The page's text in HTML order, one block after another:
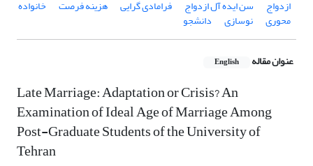
ازدواج
سن ایده آل ازدواج فرامادی گرایی هزینه فرصت خانواده
محوری نوسازی دانشجو
عنوان مقاله English
Late Marriage: Adaptation or Crisis? An
Examination of Ideal Age of Marriage Among
Post-Graduate Students of the University of
Tehran